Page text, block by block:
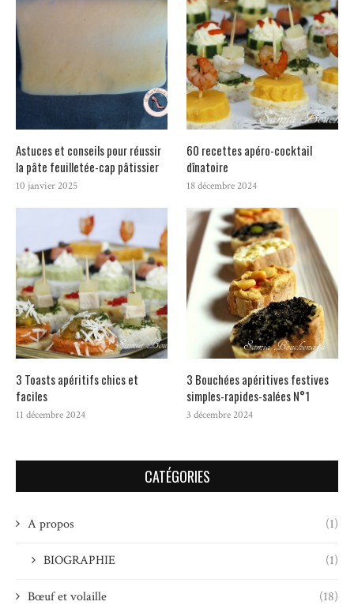
Astuces et conseils pour réussir
la pâte feuilletée-cap pâtissier
10 janvier 2025
60 recettes apéro-cocktail
dînatoire
18 décembre 2024
3 Toasts apéritifs chics et
faciles
11 décembre 2024
3 Bouchées apéritives festives
simples-rapides-salées N°1
3 décembre 2024
CATÉGORIES
A propos (1)
BIOGRAPHIE (1)
Bœuf et volaille (18)